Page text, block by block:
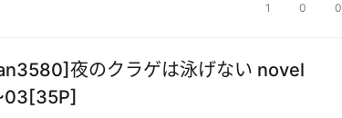
1 0 0
夜のクラゲは泳げない novel